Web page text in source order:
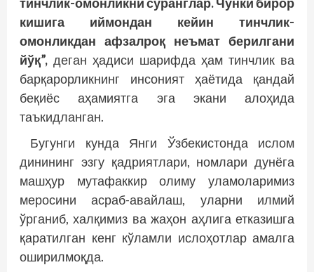
кишига иймондан кейин тинчлик-
омонликдан афзалроқ неъмат берилгани
йўқ”, деган ҳадиси шарифда ҳам тинчлик ва
барқарорликнинг инсоният ҳаётида қандай
беқиёс аҳамиятга эга экани алоҳида
таъкидланган.
Бугунги кунда Янги Ўзбекистонда ислом
динининг эзгу қадриятлари, номлари дунёга
машҳур мутафаккир олиму уламоларимиз
меросини асраб-авайлаш, уларни илмий
ўрганиб, халқимиз ва жаҳон аҳлига етказишга
қаратилган кенг кўламли ислоҳотлар амалга
оширилмоқда.